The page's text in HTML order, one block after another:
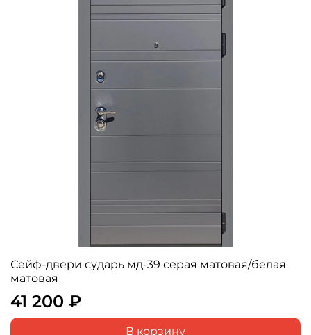
Сейф-двери сударь мд-39 серая матовая/белая
матовая
41 200 ₽
В корзину